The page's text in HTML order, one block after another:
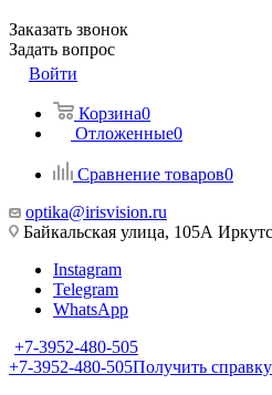
Заказать звонок
Задать вопрос
Войти
Корзина0
Отложенные0
Сравнение товаров0
optika@irisvision.ru
Байкальская улица, 105А
Instagram
Telegram
WhatsApp
+7-3952-480-505
+7-3952-480-505Получить справку